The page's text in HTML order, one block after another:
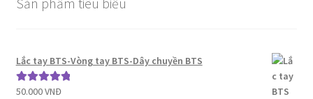
Lắc tay BTS-Vòng tay BTS-Dây chuyền BTS
Được xếp
50.000VNĐ